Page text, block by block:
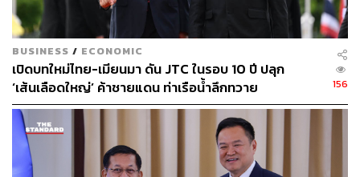
BUSINESS / ECONOMIC
เปิดบทใหม่ไทย-เมียนมา ดัน JTC ในรอบ 10 ปี ปลุก
‘เส้นเลือดใหญ่’ ค้าชายแดน ท่าเรือน้ำลึกทวาย
156